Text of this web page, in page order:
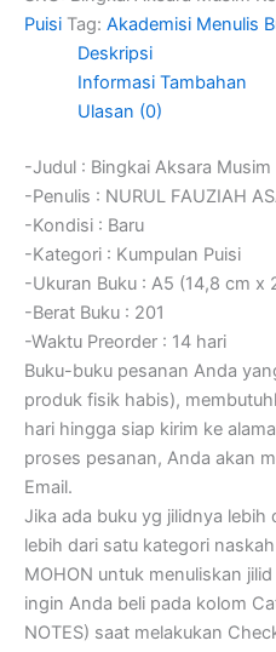
Puisi Tag: Akademisi Menulis
Deskripsi
Informasi Tambahan
Ulasan (0)
-Judul : Bingkai Aksara Musim
-Penulis : NURUL FAUZIAH
-Kondisi : Baru
-Kategori : Kumpulan Puisi
-Ukuran Buku : A5 (14,8 cm x
-Berat Buku : 201
-Waktu Preorder : 14 hari
Buku-buku pesanan Anda
produk fisik habis),
hari hingga siap kirim ke
proses pesanan, Anda akan
Email.
Jika ada buku yg jilidnya lebih
lebih dari satu kategori
MOHON untuk menuliskan
ingin Anda beli pada kolom
NOTES) saat melakukan